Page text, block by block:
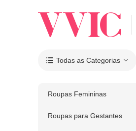
 Todas as Categorias
Roupas Femininas
Roupas para Gestantes